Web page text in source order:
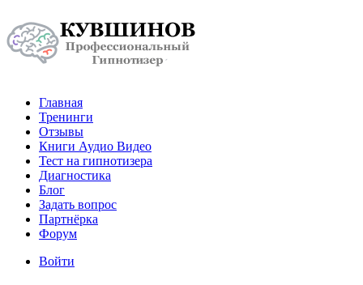
Главная
Тренинги
Отзывы
Книги Аудио Видео
Тест на гипнотизера
Диагностика
Блог
Задать вопрос
Партнёрка
Форум
Войти